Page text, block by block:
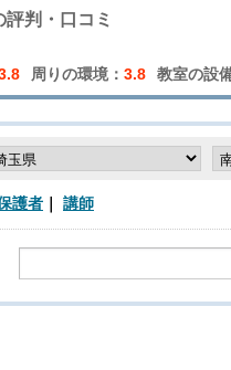
評判・口コミ
周りの環境： 3.8 教室の設
護者 講師